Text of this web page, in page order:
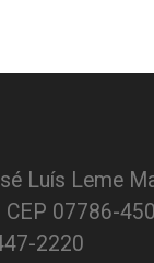
Luís Leme
CEP 07786-450
2220